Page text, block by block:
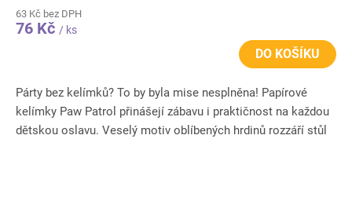
63 Kč bez DPH
76 Kč / ks
DO KOŠÍKU
Párty bez kelímků? To by byla mise nesplněna! Papírové
kelímky Paw Patrol přinášejí zábavu i praktičnost na každou
dětskou oslavu. Veselý motiv oblíbených hrdinů rozzáří stůl